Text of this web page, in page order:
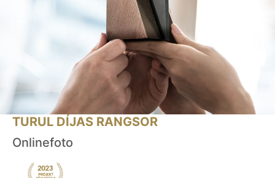
TURUL DÍJAS RANGSOR
Onlinefoto